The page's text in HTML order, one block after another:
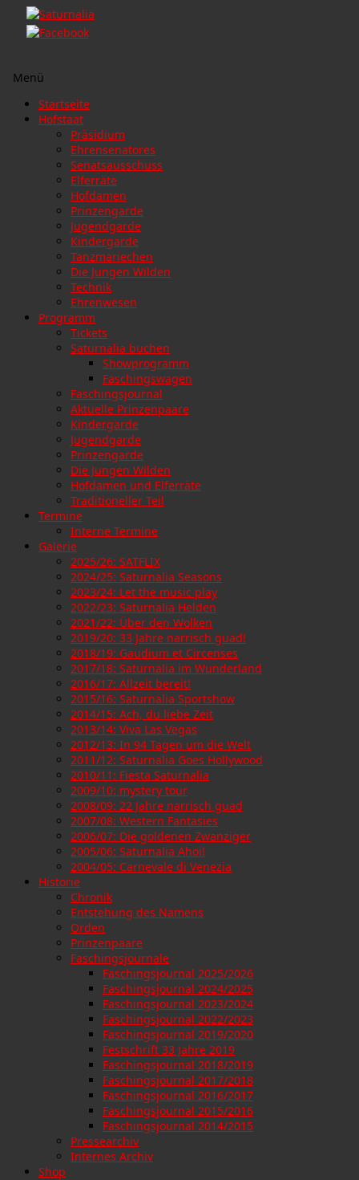
Menü
Zum
Inhalt
Startseite
Hofstaat
Präsidium
Ehrensenatores
Senatsausschuss
Elferräte
Hofdamen
Prinzengarde
Jugendgarde
Kindergarde
Tanzmariechen
Die Jungen Wilden
Technik
Ehrenwesen
Programm
Tickets
Saturnalia buchen
Showprogramm
Faschingswagen
Faschingsjournal
Aktuelle Prinzenpaare
Kindergarde
Jugendgarde
Prinzengarde
Die Jungen Wilden
Hofdamen und Elferräte
Traditioneller Teil
Termine
Interne Termine
Galerie
2025/26: SATFLIX
2024/25: Saturnalia Seasons
2023/24: Let the music play
2022/23: Saturnalia Helden
2021/22: Über den Wolken
2019/20: 33 Jahre narrisch guad!
2018/19: Gaudium et Circenses
2017/18: Saturnalia im Wunderland
2016/17: Allzeit bereit!
2015/16: Saturnalia Sportshow
2014/15: Ach, du liebe Zeit
2013/14: Viva Las Vegas
2012/13: In 94 Tagen um die Welt
2011/12: Saturnalia Goes Hollywood
2010/11: Fiesta Saturnalia
2009/10: mystery tour
2008/09: 22 Jahre narrisch guad
2007/08: Western Fantasies
2006/07: Die goldenen Zwanziger
2005/06: Saturnalia Ahoi!
2004/05: Carnevale di Venezia
Historie
Chronik
Entstehung des Namens
Orden
Prinzenpaare
Faschingsjournale
Faschingsjournal 2025/2026
Faschingsjournal 2024/2025
Faschingsjournal 2023/2024
Faschingsjournal 2022/2023
Faschingsjournal 2019/2020
Festschrift 33 Jahre 2019
Faschingsjournal 2018/2019
Faschingsjournal 2017/2018
Faschingsjournal 2016/2017
Faschingsjournal 2015/2016
Faschingsjournal 2014/2015
Pressearchiv
Internes Archiv
Shop